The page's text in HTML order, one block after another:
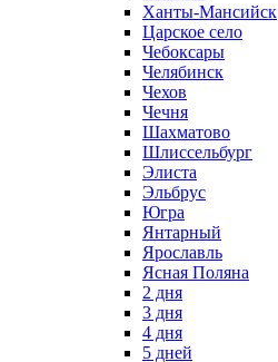
Ханты-Мансийск
Царское село
Чебоксары
Челябинск
Чехов
Чечня
Шахматово
Шлиссельбург
Элиста
Эльбрус
Югра
Янтарный
Ярославль
Ясная Поляна
2 дня
3 дня
4 дня
5 дней